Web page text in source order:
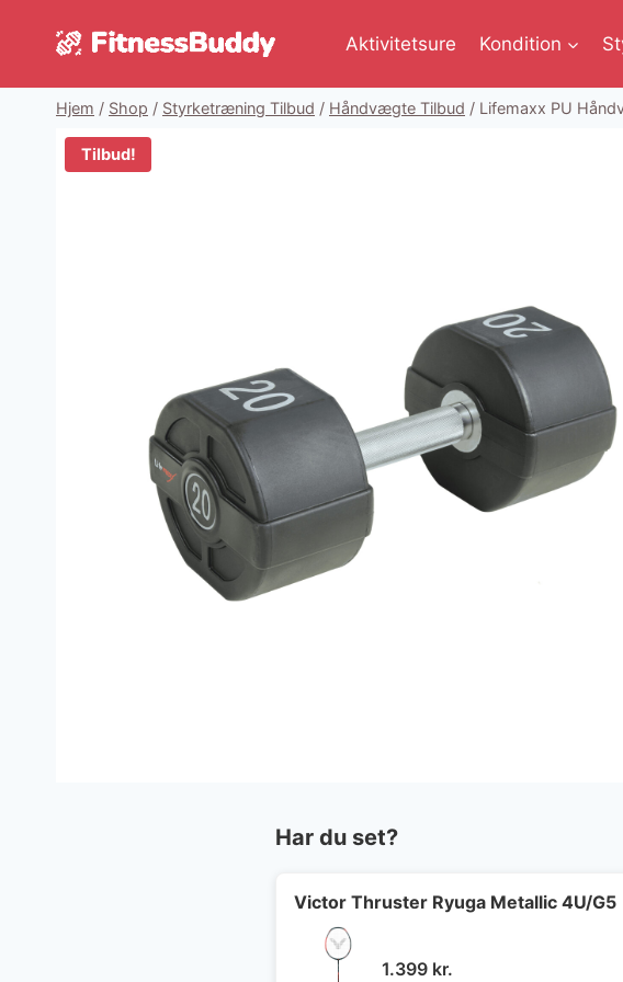
Aktivitetsure Kondition
Hjem / Shop / Styrketræning Tilbud / Håndvægte Tilbud / Lifemaxx PU
Tilbud!
Har du set?
Victor Thruster Ryuga Metallic 4U/G5
1.399 kr.